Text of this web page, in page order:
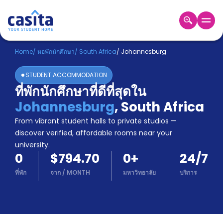
Home TH USD
เข้าสู่
ระบบ
Booking
Accommodation
About
us
Blog
Refer
And
Earn
Become
Home/ หอพักนักศึกษา/ South Africa/ Johannesburg
STUDENT ACCOMMODATION
ที่พักนักศึกษาที่ดีที่สุดใน
Johannesburg,South Africa
From vibrant student halls to private studios —
discover verified, affordable rooms near your
university.
0
ที่พัก
$794.70
จาก/ MONTH
0+
มหาวิทยาลัย
24/7
บริการ